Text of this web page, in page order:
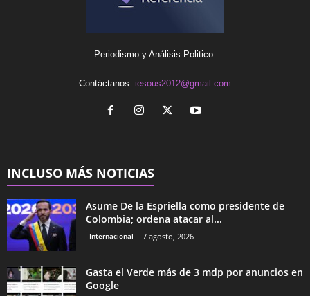
Periodismo y Análisis Politico.
Contáctanos: iesous2012@gmail.com
INCLUSO MÁS NOTICIAS
Asume De la Espriella como presidente de
Colombia; ordena atacar al...
Internacional 7 agosto, 2026
Gasta el Verde más de 3 mdp por anuncios en
Google